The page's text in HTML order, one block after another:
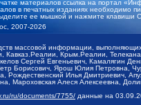
материалов ссылка на портал
в печатных изданиях необходимо
ее мышкой и нажмите клавиши
2007-2026
массовой информации,
Кавказ.Реалии, Крым.Реалии,
Сергей Евгеньевич, Камалягин
Борисович, Ярош Юлия Петровна,
Рождественский Илья Дмитриевич,
Мароховская Алеся Алексеевна,
ru/documents/7755/ данные на